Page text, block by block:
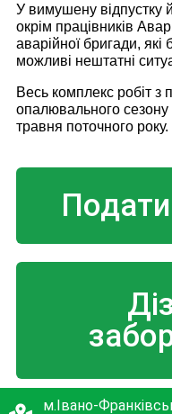
У вимушену відпустку
окрім працівників
аварійної бригади, які
можливі нештатні
Весь комплекс робіт з
опалювального
травня поточного року.
м.Івано-